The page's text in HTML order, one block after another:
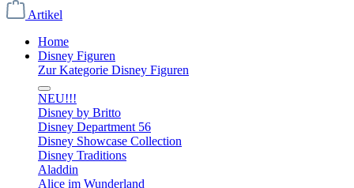
Artikel
Home
Disney Figuren
Zur Kategorie Disney Figuren
NEU!!!
Disney by Britto
Disney Department 56
Disney Showcase Collection
Disney Traditions
Aladdin
Alice im Wunderland